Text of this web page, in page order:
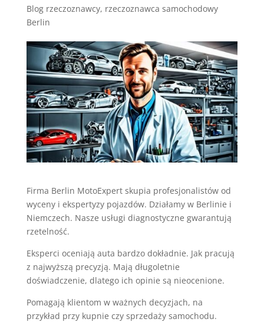
Blog rzeczoznawcy, rzeczoznawca samochodowy
Berlin
Firma Berlin MotoExpert skupia profesjonalistów od
wyceny i ekspertyzy pojazdów. Działamy w Berlinie i
Niemczech. Nasze usługi diagnostyczne gwarantują
rzetelność.
Eksperci oceniają auta bardzo dokładnie. Jak pracują
z najwyższą precyzją. Mają długoletnie
doświadczenie, dlatego ich opinie są nieocenione.
Pomagają klientom w ważnych decyzjach, na
przykład przy kupnie czy sprzedaży samochodu.